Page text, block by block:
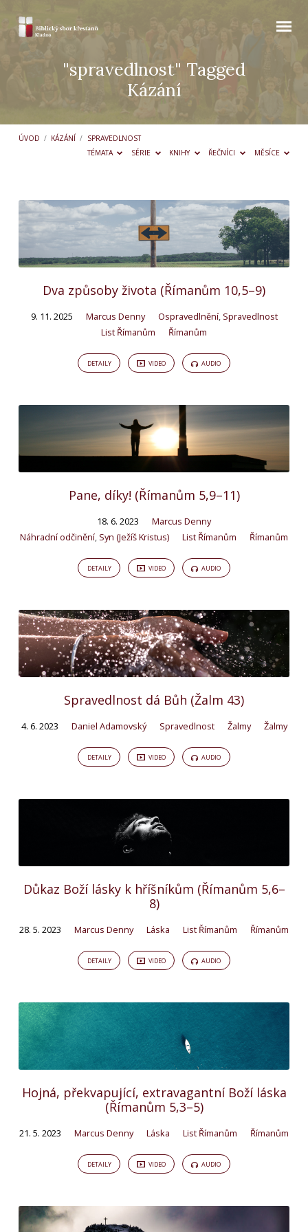
"spravedlnost" Tagged
Kázání
ÚVOD / KÁZÁNÍ / SPRAVEDLNOST
TÉMATA
SÉRIE KNIHY ŘEČNÍCI MĚSÍCE
"spravedlnost"
Tagged
Kázání
Dva způsoby života (Římanům 10,5–9)
9. 11. 2025 Marcus Denny Ospravedlnění, Spravedlnost
List Římanům
Římanům
DETAILY VIDEO AUDIO
Pane, díky! (Římanům 5,9–11)
18. 6. 2023
Marcus Denny
Náhradní odčinění, Syn (Ježíš Kristus) List Římanům Římanům
DETAILY VIDEO AUDIO
Spravedlnost dá Bůh (Žalm 43)
4. 6. 2023 Daniel Adamovský Spravedlnost Žalmy Žalmy
DETAILY VIDEO AUDIO
Důkaz Boží lásky k hříšníkům (Římanům 5,6–
8)
28. 5. 2023 Marcus Denny Láska List Římanům Římanům
DETAILY VIDEO AUDIO
Hojná, překvapující, extravagantní Boží láska
(Římanům 5,3–5)
21. 5. 2023 Marcus Denny Láska List Římanům Římanům
DETAILY VIDEO AUDIO